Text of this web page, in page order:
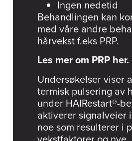
Ingen nedetid
Behandlingen kan
med våre andre
hårvekst f.eks PRP.
Les mer om PRP her.
Undersøkelser viser
termisk pulsering av
under HAIRestart®-
aktiverer signalveier
noe som resulterer i